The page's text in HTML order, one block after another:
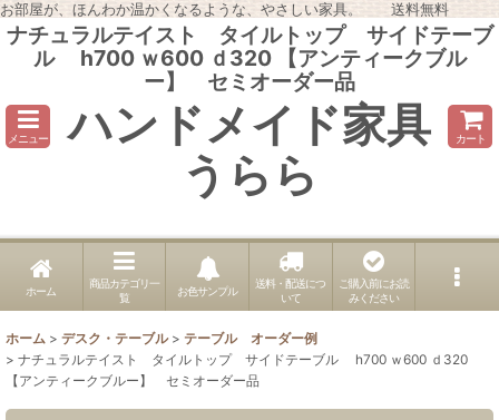
お部屋が、ほんわか温かくなるような、やさしい家具。 送料無料
ナチュラルテイスト タイルトップ サイドテーブ
ル h700 ｗ600 ｄ320 【アンティークブル
ー】 セミオーダー品
メニュー ハンドメイド家具
うらら
カート
ホーム
商品カテゴリ一
覧
お色サンプル
送料・配送につ
いて
ご購入前にお読
みください
ホーム > デスク・テーブル > テーブル オーダー例
> ナチュラルテイスト タイルトップ サイドテーブル h700 ｗ600 ｄ320
【アンティークブルー】 セミオーダー品